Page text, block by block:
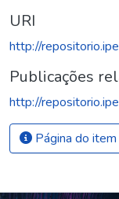
URI
http://
Publicações
http://
Página do